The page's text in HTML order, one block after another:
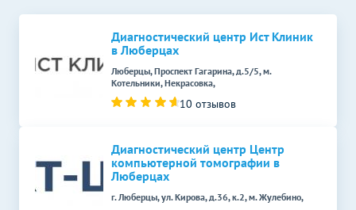
Диагностический центр Ист Клиник
в Люберцах
Люберцы, Проспект Гагарина, д.5/5, м.
Котельники, Некрасовка,
10 отзывов
Диагностический центр Центр
компьютерной томографии в
Люберцах
г. Люберцы, ул. Кирова, д.36, к.2, м. Жулебино,